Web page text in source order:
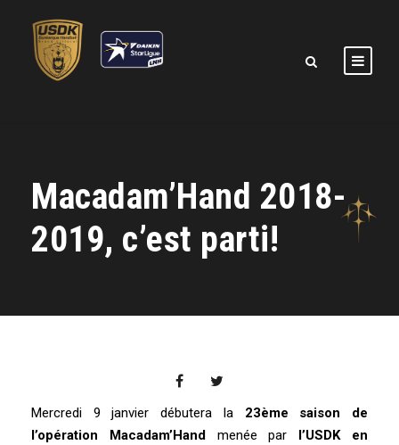
Macadam’Hand 2018-
2019, c’est parti!
Mercredi 9 janvier débutera la 23ème saison de
l’opération Macadam’Hand
menée par
l’USDK en